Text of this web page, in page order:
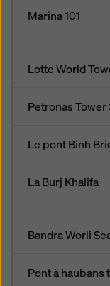
Marina 101
Lotte World
Petronas Tower
Le pont Binh
La Burj Khalifa
Bandra Worli
Pont à